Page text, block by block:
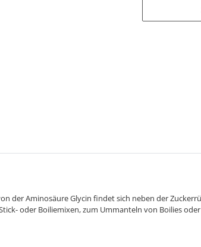
der Aminosäure Glycin findet sich neben der
oder Boiliemixen, zum Ummanteln von Boilies